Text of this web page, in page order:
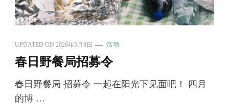
UPDATED ON 2026年5月8日 活动
春日野餐局招募令
春日野餐局 招募令 一起在阳光下见面吧！ 四月
的博 …